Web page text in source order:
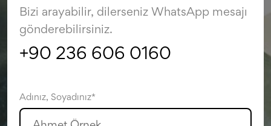
Bizi arayabilir, dilerseniz WhatsApp mesajı
gönderebilirsiniz.
+90 236 606 0160
Adınız, Soyadınız*